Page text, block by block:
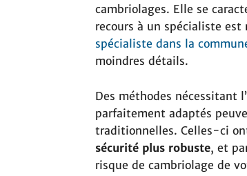
cambriolages. Elle se
recours à un spécialiste est
spécialiste dans la
moindres détails.
Des méthodes nécessitant
parfaitement adaptés
traditionnelles. Celles-ci
sécurité plus robuste, et
risque de cambriolage de